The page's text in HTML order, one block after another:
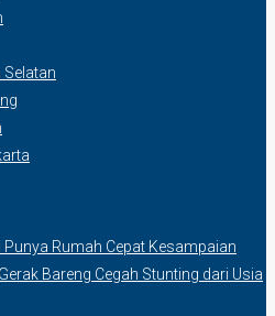
Selatan
Rumah Cepat Kesampaian
Bareng Cegah Stunting dari Usia